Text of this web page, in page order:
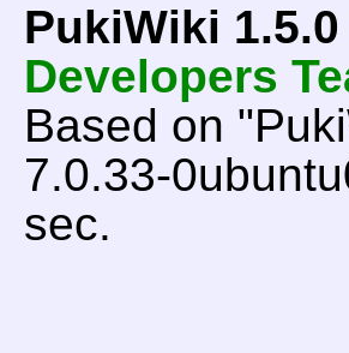
PukiWiki 1.5.0
Developers
Based on
7.0.33-
sec.